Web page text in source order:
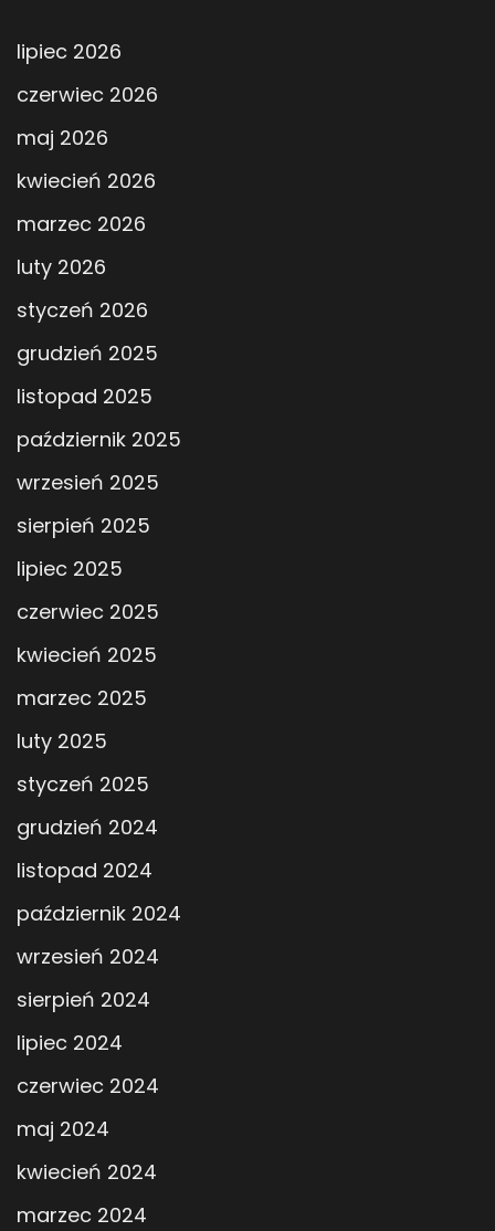
lipiec 2026
czerwiec 2026
maj 2026
kwiecień 2026
marzec 2026
luty 2026
styczeń 2026
grudzień 2025
listopad 2025
październik 2025
wrzesień 2025
sierpień 2025
lipiec 2025
czerwiec 2025
kwiecień 2025
marzec 2025
luty 2025
styczeń 2025
grudzień 2024
listopad 2024
październik 2024
wrzesień 2024
sierpień 2024
lipiec 2024
czerwiec 2024
maj 2024
kwiecień 2024
marzec 2024